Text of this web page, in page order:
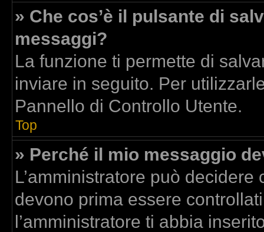
» Che cos’è il pulsante di
messaggi?
La funzione ti permette di
inviare in seguito. Per
Pannello di Controllo Utente.
Top
» Perché il mio messaggio
L’amministratore può
devono prima essere
l’amministratore ti abbia